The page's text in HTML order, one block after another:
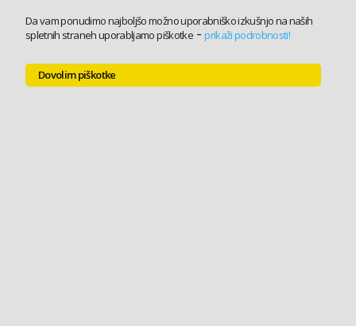
Da vam ponudimo najboljšo možno uporabniško izkušnjo na naših
spletnih straneh uporabljamo piškotke-prikaži podrobnosti!
Dovolim piškotke